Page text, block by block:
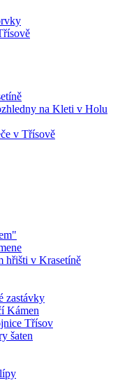
na Kleti v Holu
v Třísově
hřišti v Krasetíně
zastávky
Kámen
Třísov
šaten